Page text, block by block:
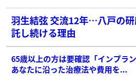
羽生結弦 交流12年…八戸の
託し続ける理由
65歳以上の方は要確認「インプラ
あなたに沿った治療法や費用を...